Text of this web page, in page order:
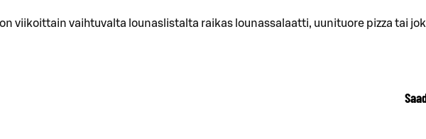
viikoittain vaihtuvalta lounaslistalta raikas lounassalaatti, uunituore pizza tai